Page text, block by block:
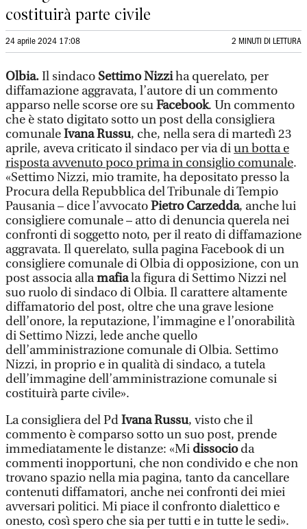
costituirà parte civile
24 aprile 2024 17:08 2 MINUTI DI LETTURA
Olbia.Il sindaco Settimo Nizziha querelato, per
diffamazione aggravata, l’autore di un commento
apparso nelle scorse ore suFacebook. Un commento
che è stato digitato sotto un post della consigliera
comunaleIvana Russu, che, nella sera di martedì 23
aprile, aveva criticato il sindaco per via diun botta e
risposta avvenuto poco prima in consiglio comunale.
«Settimo Nizzi, mio tramite, ha depositato presso la
Procura della Repubblica del Tribunale di Tempio
Pausania – dice l’avvocatoPietro Carzedda, anche lui
consigliere comunale – atto di denuncia querela nei
confronti di soggetto noto, per il reato di diffamazione
aggravata. Il querelato, sulla pagina Facebook di un
consigliere comunale di Olbia di opposizione, con un
post associa allamafiala figura di Settimo Nizzi nel
suo ruolo di sindaco di Olbia. Il carattere altamente
diffamatorio del post, oltre che una grave lesione
dell’onore, la reputazione, l’immagine e l’onorabilità
di Settimo Nizzi, lede anche quello
dell’amministrazione comunale di Olbia. Settimo
Nizzi, in proprio e in qualità di sindaco, a tutela
dell’immagine dell’amministrazione comunale si
costituirà parte civile».
La consigliera del PdIvana Russu, visto che il
commento è comparso sotto un suo post, prende
immediatamente le distanze: «Mi dissocioda
commenti inopportuni, che non condivido e che non
trovano spazio nella mia pagina, tanto da cancellare
contenuti diffamatori, anche nei confronti dei miei
avversari politici. Mi piace il confronto dialettico e
onesto, così spero che sia per tutti e in tutte le sedi».